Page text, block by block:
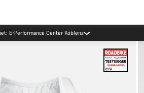
E-Performance Center Koblenz